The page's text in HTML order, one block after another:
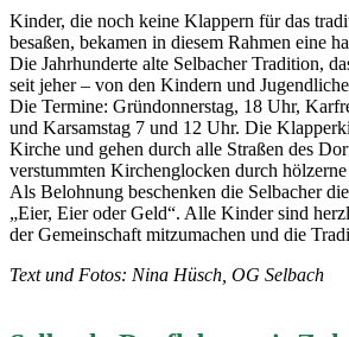
Kinder, die noch keine Klappern für das
besaßen, bekamen in diesem Rahmen eine
Die Jahrhunderte alte Selbacher Tradition,
seit jeher – von den Kindern und
Die Termine: Gründonnerstag, 18 Uhr,
und Karsamstag 7 und 12 Uhr. Die
Kirche und gehen durch alle Straßen des
verstummten Kirchenglocken durch
Als Belohnung beschenken die Selbacher
„Eier, Eier oder Geld“. Alle Kinder sind
der Gemeinschaft mitzumachen und die
Text und Fotos: Nina Hüsch, OG Selbach